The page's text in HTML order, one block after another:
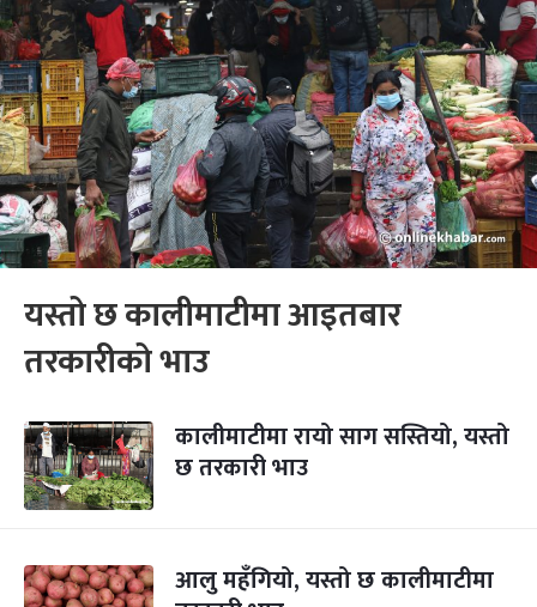
यस्तो छ कालीमाटीमा आइतबार
तरकारीको भाउ
कालीमाटीमा रायो साग सस्तियो, यस्तो
छ तरकारी भाउ
आलु महँगियो, यस्तो छ कालीमाटीमा